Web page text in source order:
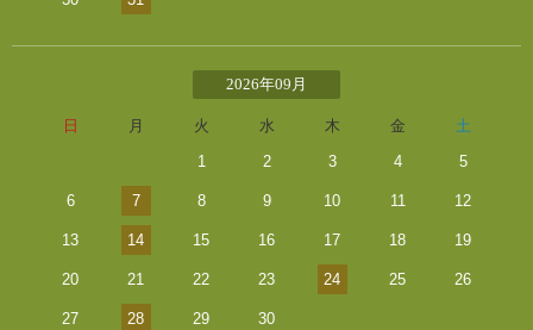
2026年09月
日 月 火 水 木 金
土
1
2 3 4 5
6 7 8 9 10 11 12
13 14 15 16 17 18 19
20 21 22 23 24 25 26
27 28 29 30